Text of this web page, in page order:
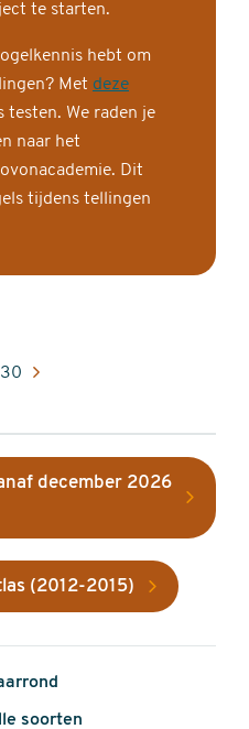
te starten.
hebt om
Met deze
testen. We raden je
naar het
Dit
tijdens tellingen
december 2026
(2012-2015)
soorten